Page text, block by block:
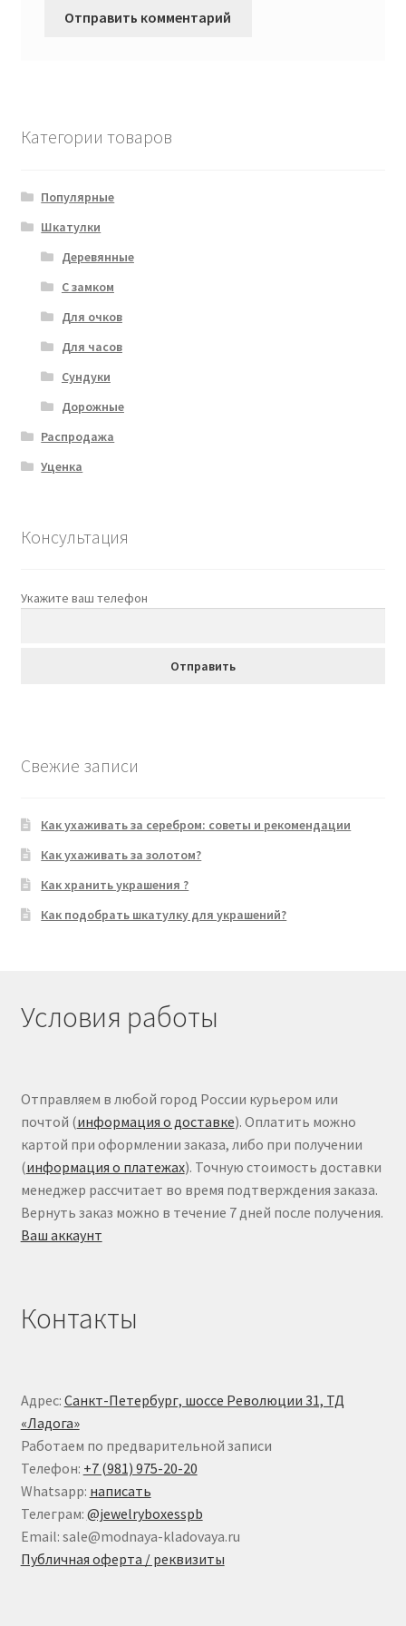
Категории товаров
Популярные
Шкатулки
Деревянные
С замком
Для очков
Для часов
Сундуки
Дорожные
Распродажа
Уценка
Консультация
Укажите ваш телефон
Свежие записи
Как ухаживать за серебром: советы и рекомендации
Как ухаживать за золотом?
Как хранить украшения ?
Как подобрать шкатулку для украшений?
Условия работы
Отправляем в любой город России курьером или
почтой (информация о доставке). Оплатить можно
картой при оформлении заказа, либо при получении
(информация о платежах). Точную стоимость доставки
менеджер рассчитает во время подтверждения заказа.
Вернуть заказ можно в течение 7 дней после получения.
Ваш аккаунт
Контакты
Адрес: Санкт-Петербург, шоссе Революции 31, ТД
«Ладога»
Работаем по предварительной записи
Телефон: +7 (981) 975-20-20
Whatsapp: написать
Телеграм: @jewelryboxesspb
Email: sale@modnaya-kladovaya.ru
Публичная оферта / реквизиты